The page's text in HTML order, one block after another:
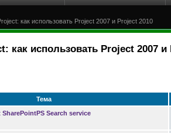
как использовать Project 2007 и Project 2010
как использовать Project 2007 и
Тема
Search service